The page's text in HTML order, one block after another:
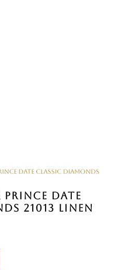
Date Classic Diamonds
DATE
21013 LINEN